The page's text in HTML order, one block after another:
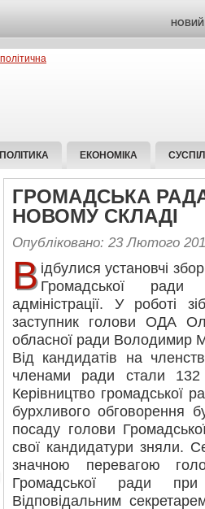
НОВИЙ
ПОЛІТИКА ЕКОНОМІКА
ГРОМАДСЬКА
НОВОМУ СКЛАДІ
Опубліковано: 23 Лютого
В ідбулися установчі
Громадської ради
адміністрації. У роботі
заступник голови ОДА
обласної ради Володимир
Від кандидатів на
членами ради стали 132
Керівництво громадської
бурхливого обговорення
посаду голови
свої кандидатури зняли.
значною перевагою
Громадської ради
Відповідальним